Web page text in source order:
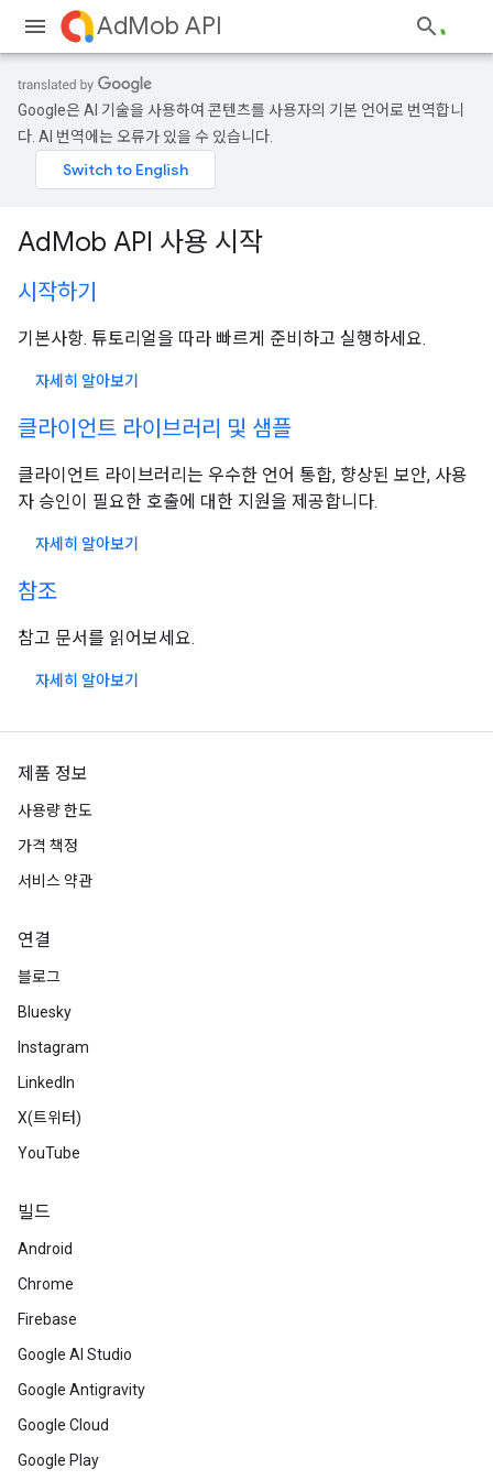
AdMob API
Google은 AI 기술을 사용하여 콘텐츠를 사용자의 기본 언어로 번역합니
다. AI 번역에는 오류가 있을 수 있습니다.
AdMob API 사용 시작
시작하기
기본사항. 튜토리얼을 따라 빠르게 준비하고 실행하세요.
자세히 알아보기
클라이언트 라이브러리 및 샘플
클라이언트 라이브러리는 우수한 언어 통합, 향상된 보안, 사용
자 승인이 필요한 호출에 대한 지원을 제공합니다.
자세히 알아보기
참조
참고 문서를 읽어보세요.
자세히 알아보기
제품 정보
사용량 한도
가격 책정
서비스 약관
연결
블로그
Bluesky
Instagram
LinkedIn
X(트위터)
YouTube
빌드
Android
Chrome
Firebase
Google AI Studio
Google Antigravity
Google Cloud
Google Play